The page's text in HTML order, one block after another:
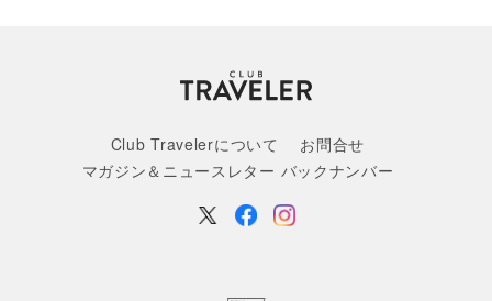
Club Travelerについて
お問合せ
マガジン＆ニュースレター バックナンバー